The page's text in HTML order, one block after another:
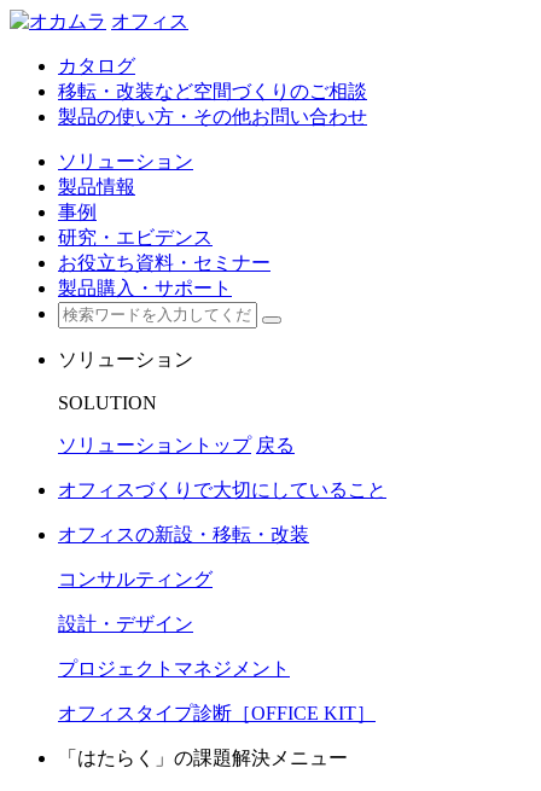
オフィス
カタログ
移転・改装など空間づくりのご相談
製品の使い方・その他お問い合わせ
ソリューション
製品情報
事例
研究・エビデンス
お役立ち資料・セミナー
製品購入・サポート
ソリューション
SOLUTION
ソリューショントップ 戻る
オフィスづくりで大切にしていること
オフィスの新設・移転・改装
コンサルティング
設計・デザイン
プロジェクトマネジメント
オフィスタイプ診断［OFFICE KIT］
「はたらく」の課題解決メニュー